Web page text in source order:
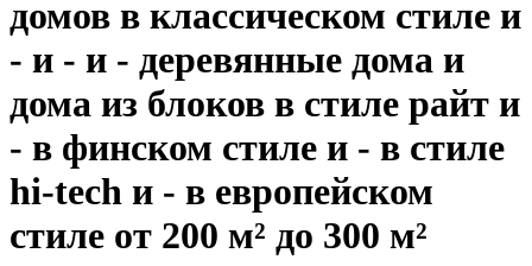
домов в классическом стиле и
- и - и - деревянные дома и
дома из блоков в стиле райт и
- в финском стиле и - в стиле
hi-tech и - в европейском
стиле от 200 м² до 300 м²